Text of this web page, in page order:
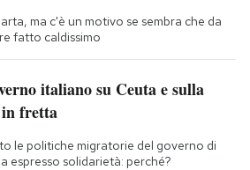
ma c'è un motivo se sembra che da
fatto caldissimo
italiano su Ceuta e sulla
in fretta
le politiche migratorie del governo di
espresso solidarietà: perché?